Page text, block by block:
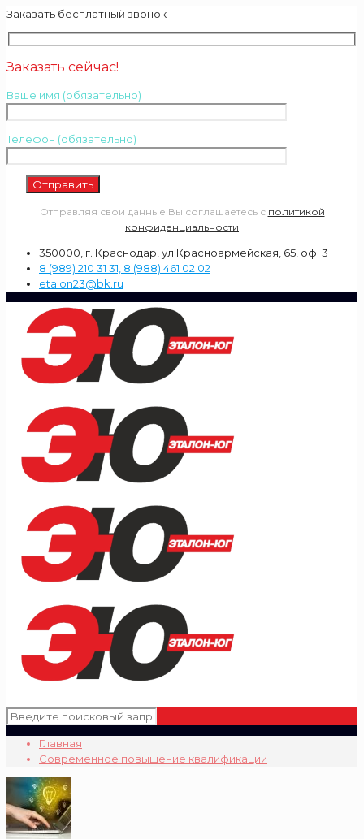
Заказать бесплатный звонок
Заказать сейчас!
Ваше имя (обязательно)
Телефон (обязательно)
Отправляя свои данные Вы соглашаетесь с политикой
конфиденциальности
350000, г. Краснодар, ул Красноармейская, 65, оф. 3
8 (989) 210 31 31, 8 (988) 461 02 02
etalon23@bk.ru
Главная
Современное повышение квалификации